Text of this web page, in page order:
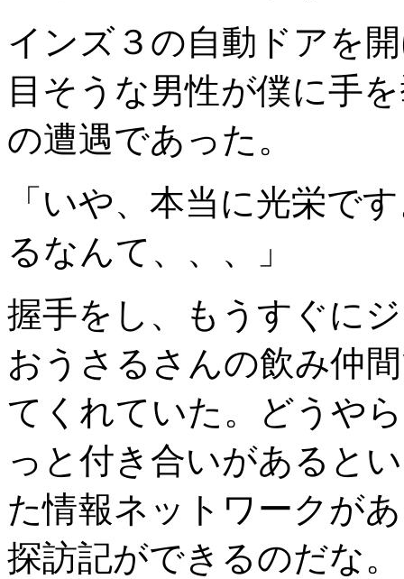
インズ３の自動ドアを
目そうな男性が僕に手
の遭遇であった。
「いや、本当に光栄で
るなんて、、、」
握手をし、もうすぐに
おうさるさんの飲み仲
てくれていた。どうや
っと付き合いがあると
た情報ネットワークが
探訪記ができるのだな。